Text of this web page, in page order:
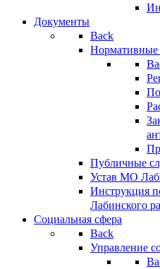
Документы
Back
Нормативные
Публичные
Устав МО
Инструкция
Лабинского
Социальная сфера
Back
Управление